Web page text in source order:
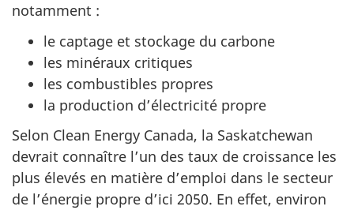
notamment :
le captage et stockage du carbone
les minéraux critiques
les combustibles propres
la production d’électricité propre
Selon Clean Energy Canada, la Saskatchewan
devrait connaître l’un des taux de croissance les
plus élevés en matière d’emploi dans le secteur
de l’énergie propre d’ici 2050. En effet, environ